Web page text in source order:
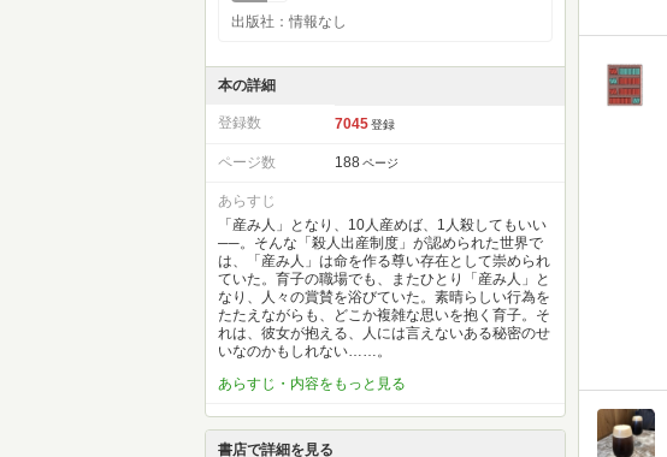
出版社：情報なし
本の詳細
登録数 7045 登録
ページ数 188 ページ
あらすじ
「産み人」となり、10人産めば、1人殺してもいい
──。そんな「殺人出産制度」が認められた世界で
は、「産み人」は命を作る尊い存在として崇められ
ていた。育子の職場でも、またひとり「産み人」と
なり、人々の賞賛を浴びていた。素晴らしい行為を
たたえながらも、どこか複雑な思いを抱く育子。そ
れは、彼女が抱える、人には言えないある秘密のせ
いなのかもしれない……。
あらすじ・内容をもっと見る
書店で詳細を見る